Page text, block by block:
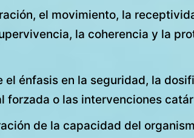
el movimiento, la
la coherencia y la
énfasis en la seguridad, la
forzada o las intervenciones
de la capacidad del